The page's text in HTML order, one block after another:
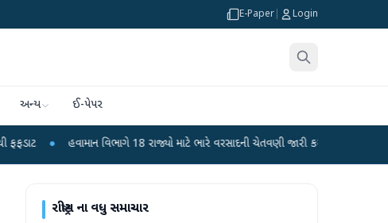
E-Paper Login
અન્ય ઈ-પેપર
હવામાન વિભાગે 18 રાજ્યો માટે ભારે વરસાદની ચેતવણી જારી કરી ● સિદ્ધપુરથી બોમ્બ
રાષ્ટ્રીયના વધુ સમાચાર